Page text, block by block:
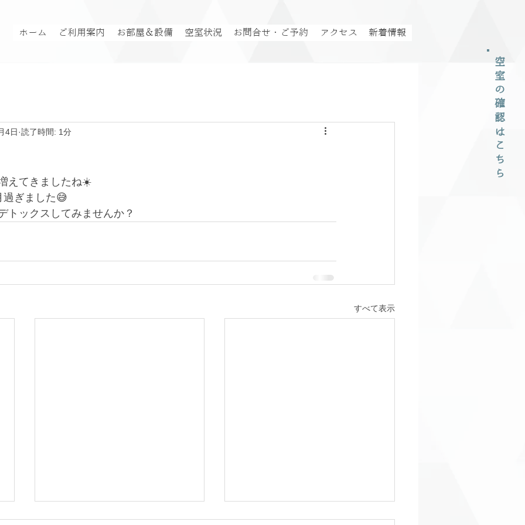
空室の確認はこちら
ホーム ご利用案内 お部屋＆設備 空室状況 お問合せ・ご予約 アクセス 新着情報
4日 読了時間: 1分
えてきましたね☀️
過ぎました😅
トックスしてみませんか？
すべて表示